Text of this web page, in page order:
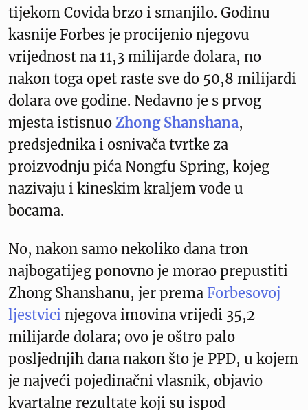
tijekom Covida brzo i smanjilo. Godinu
kasnije Forbes je procijenio njegovu
vrijednost na 11,3 milijarde dolara, no
nakon toga opet raste sve do 50,8 milijardi
dolara ove godine. Nedavno je s prvog
mjesta istisnuo Zhong Shanshana,
predsjednika i osnivača tvrtke za
proizvodnju pića Nongfu Spring, kojeg
nazivaju i kineskim kraljem vode u
bocama.
No, nakon samo nekoliko dana tron ​​
najbogatijeg ponovno je morao prepustiti
Zhong Shanshanu, jer prema Forbesovoj
ljestvici njegova imovina vrijedi 35,2
milijarde dolara; ovo je oštro palo
posljednjih dana nakon što je PPD, u kojem
je najveći pojedinačni vlasnik, objavio
kvartalne rezultate koji su ispod